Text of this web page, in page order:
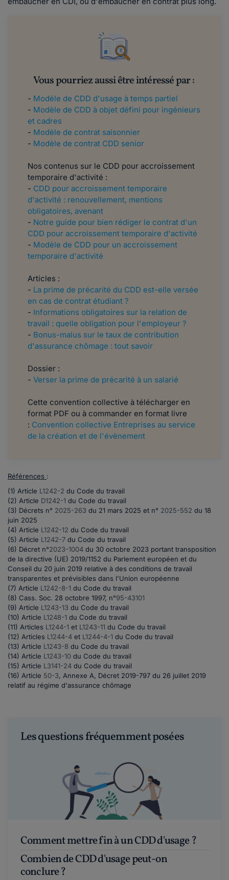
Vous pourriez aussi être intéressé par :
- Modèle de CDD d'usage à temps partiel
- Modèle de CDD à objet défini pour ingénieurs
et cadres
- Modèle de contrat saisonnier
- Modèle de contrat CDD senior
Nos contenus sur le CDD pour accroissement
temporaire d'activité :
- CDD pour accroissement temporaire
d'activité : renouvellement, mentions
obligatoires, avenant
- Notre guide pour bien rédiger le contrat d'un
CDD pour accroissement temporaire d'activité
- Modèle de CDD pour un accroissement
temporaire d'activité
Articles :
- La prime de précarité du CDD est-elle versée
en cas de contrat étudiant ?
- Informations obligatoires sur la relation de
travail : quelle obligation pour l'employeur ?
- Bonus-malus sur le taux de contribution
d'assurance chômage : tout savoir
Dossier :
- Verser la prime de précarité à un salarié
Cette convention collective à télécharger en
format PDF ou à commander en format livre
: Convention collective Entreprises au service
de la création et de l'évènement
Références :
(1) Article L1242-2 du Code du travail
(2) Article D1242-1 du Code du travail
(3) Décrets n° 2025-263 du 21 mars 2025 et n° 2025-552 du 18
juin 2025
(4) Article L1242-12 du Code du travail
(5) Article L1242-7 du Code du travail
(6) Décret n°2023-1004 du 30 octobre 2023 portant transposition
de la directive (UE) 2019/1152 du Parlement européen et du
Conseil du 20 juin 2019 relative à des conditions de travail
transparentes et prévisibles dans l'Union européenne
(7) Article L1242-8-1 du Code du travail
(8) Cass. Soc. 28 octobre 1997, n°95-43101
(9) Article L1243-13 du Code du travail
(10) Article L1248-1 du Code du travail
(11) Articles L1244-1 et L1243-11 du Code du travail
(12) Articles L1244-4 et L1244-4-1 du Code du travail
(13) Article L1243-8 du Code du travail
(14) Article L1243-10 du Code du travail
(15) Article L3141-24 du Code du travail
(16) Article 50-3, Annexe A, Décret 2019-797 du 26 juillet 2019
relatif au régime d'assurance chômage
Les questions fréquemment posées
Comment mettre fin à un CDD d'usage ?
Combien de CDD d'usage peut-on
conclure ?